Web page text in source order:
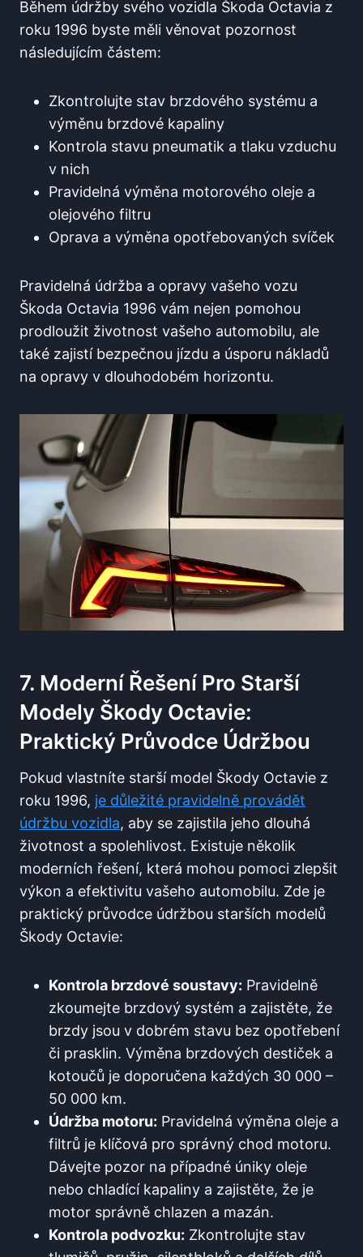
Během údržby svého vozidla Škoda Octavia z
roku 1996 byste měli věnovat pozornost
následujícím částem:
Zkontrolujte stav brzdového systému a
výměnu brzdové kapaliny
Kontrola stavu pneumatik a tlaku vzduchu
v nich
Pravidelná výměna motorového oleje a
olejového filtru
Oprava a výměna opotřebovaných svíček
Pravidelná údržba a opravy vašeho vozu
Škoda Octavia 1996 vám nejen pomohou
prodloužit životnost vašeho automobilu, ale
také zajistí bezpečnou jízdu a úsporu nákladů
na opravy v dlouhodobém horizontu.
7. Moderní Řešení Pro Starší
Modely Škody Octavie:
Praktický Průvodce Údržbou
Pokud vlastníte starší model Škody Octavie z
roku 1996, je důležité pravidelně provádět
údržbu vozidla, aby se zajistila jeho dlouhá
životnost a spolehlivost. Existuje několik
moderních řešení, která mohou pomoci zlepšit
výkon a efektivitu vašeho automobilu. Zde je
praktický průvodce údržbou starších modelů
Škody Octavie:
Kontrola brzdové soustavy: Pravidelně
zkoumejte brzdový systém a zajistěte, že
brzdy jsou v dobrém stavu bez opotřebení
či prasklin. Výměna brzdových destiček a
kotoučů je doporučena každých 30 000 –
50 000 km.
Údržba motoru: Pravidelná výměna oleje a
filtrů je klíčová pro správný chod motoru.
Dávejte pozor na případné úniky oleje
nebo chladící kapaliny a zajistěte, že je
motor správně chlazen a mazán.
Kontrola podvozku: Zkontrolujte stav